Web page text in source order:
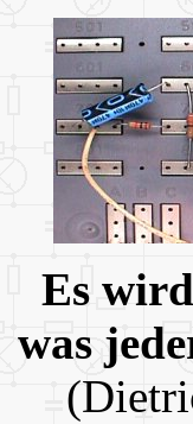
Es
was